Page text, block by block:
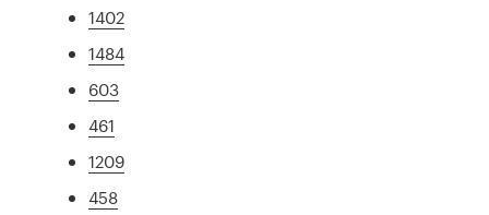
1402
1484
603
461
1209
458